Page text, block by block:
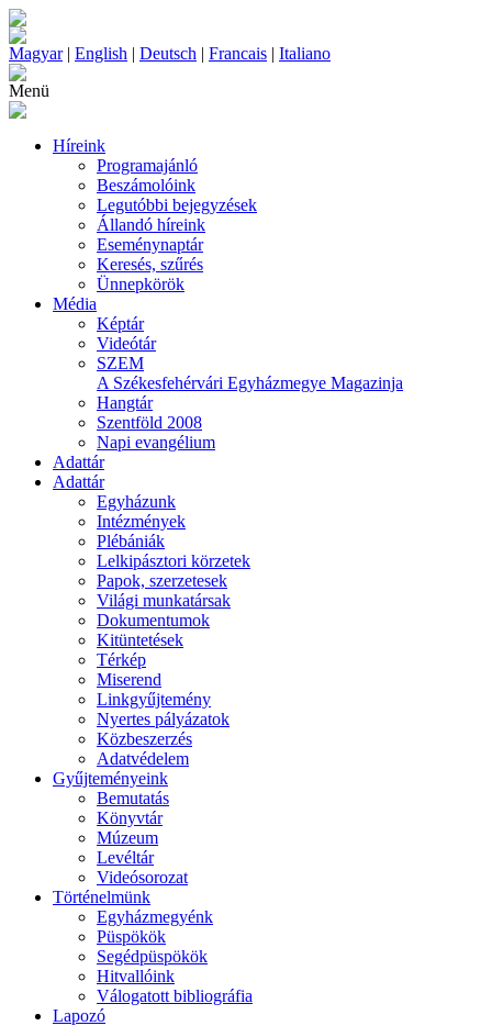
Magyar| English | Deutsch | Francais | Italiano
Menü
Híreink
Programajánló
Beszámolóink
Legutóbbi bejegyzések
Állandó híreink
Eseménynaptár
Keresés, szűrés
Ünnepkörök
Média
Képtár
Videótár
SZEM
A Székesfehérvári Egyházmegye Magazinja
Hangtár
Szentföld 2008
Napi evangélium
Adattár
Adattár
Egyházunk
Intézmények
Plébániák
Lelkipásztori körzetek
Papok, szerzetesek
Világi munkatársak
Dokumentumok
Kitüntetések
Térkép
Miserend
Linkgyűjtemény
Nyertes pályázatok
Közbeszerzés
Adatvédelem
Gyűjteményeink
Bemutatás
Könyvtár
Múzeum
Levéltár
Videósorozat
Történelmünk
Egyházmegyénk
Püspökök
Segédpüspökök
Hitvallóink
Válogatott bibliográfia
Lapozó